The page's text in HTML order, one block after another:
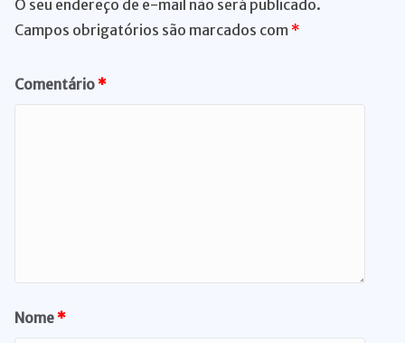
O seu endereço de e-mail não será publicado.
Campos obrigatórios são marcados com *
Comentário*
Nome*